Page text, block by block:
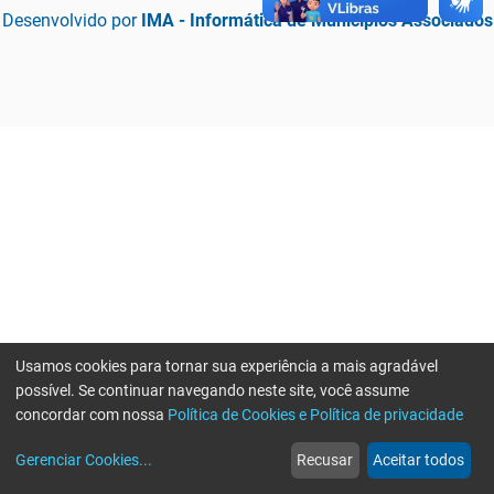
Desenvolvido por IMA - Informática de Municípios Associados
web
Notícias
more_horiz
Mais
Usamos cookies para tornar sua experiência a mais agradável
possível. Se continuar navegando neste site, você assume
concordar com nossa Política de Cookies e Política de privacidade
Gerenciar Cookies... Recusar Aceitar todos
Erro ao enviar informações, por favor tente novamente